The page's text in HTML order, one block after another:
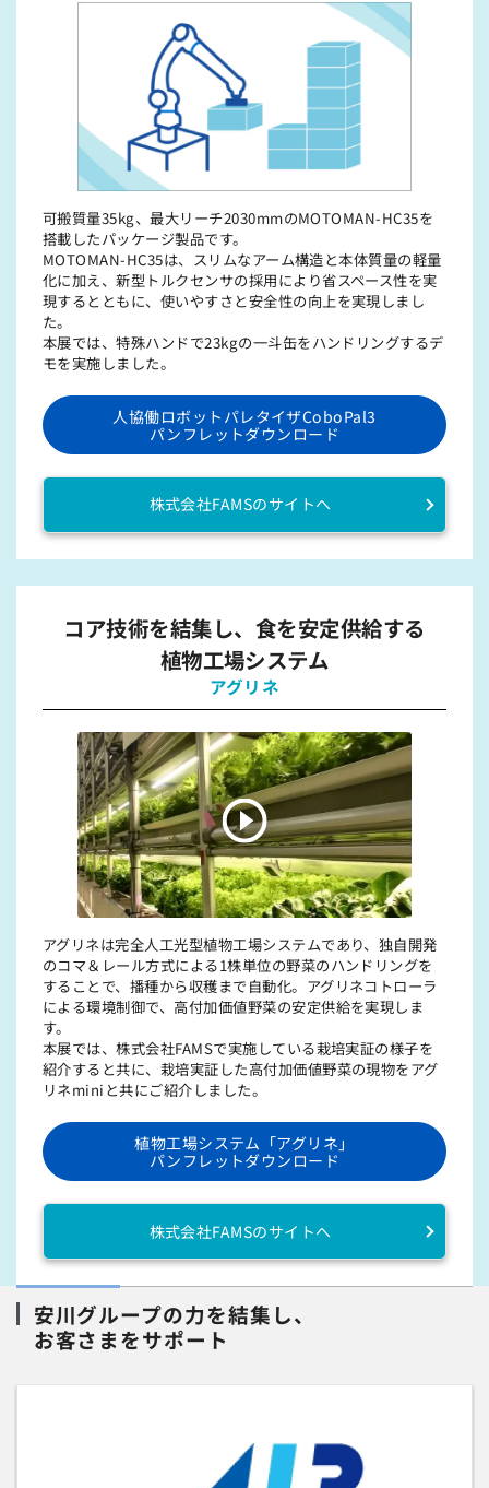
可搬質量35kg、最⼤リーチ2030mmのMOTOMAN-HC35を
搭載したパッケージ製品です。
MOTOMAN-HC35は、スリムなアーム構造と本体質量の軽量
化に加え、新型トルクセンサの採用により省スペース性を実
現するとともに、使いやすさと安全性の向上を実現しまし
た。
本展では、特殊ハンドで23kgの⼀⽃⽸をハンドリングするデ
モを実施しました。
人協働ロボットパレタイザCoboPal3
パンフレットダウンロード
株式会社FAMSのサイトへ
コア技術を結集し、食を安定供給する
植物工場システム
アグリネ
アグリネは完全⼈⼯光型植物⼯場システムであり、独⾃開発
のコマ＆レール⽅式による1株単位の野菜のハンドリングを
することで、播種から収穫まで⾃動化。アグリネコトローラ
による環境制御で、高付加価値野菜の安定供給を実現しま
す。
本展では、株式会社FAMSで実施している栽培実証の様⼦を
紹介すると共に、栽培実証した⾼付加価値野菜の現物をアグ
リネminiと共にご紹介しました。
植物工場システム「アグリネ」
パンフレットダウンロード
株式会社FAMSのサイトへ
安川グループの力を結集し、
お客さまをサポート